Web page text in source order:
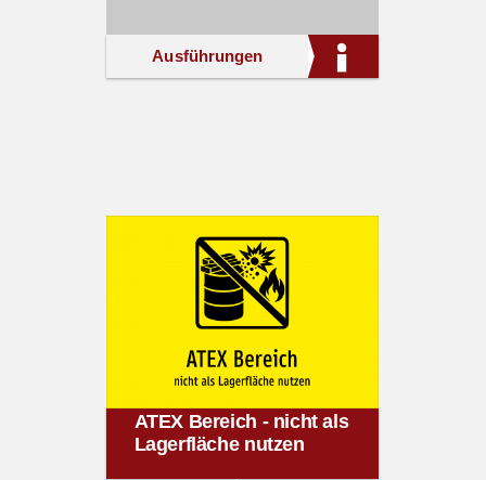
Ausführungen
ATEX Bereich - nicht als
Lagerfläche nutzen